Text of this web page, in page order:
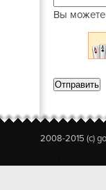
Вы
2008-2015 (c)